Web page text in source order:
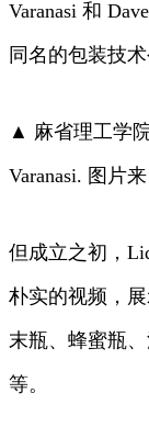
Varanasi 和
同名的包装技术
▲ 麻省理工学
Varanasi. 图片
但成立之初，
朴实的视频，
末瓶、蜂蜜瓶
等。